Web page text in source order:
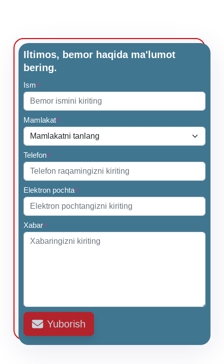
Iltimos, bemor haqida ma'lumot
bering.
Ism*
Mamlakat*
Telefon*
Elektron pochta*
Xabar*
Yuborish